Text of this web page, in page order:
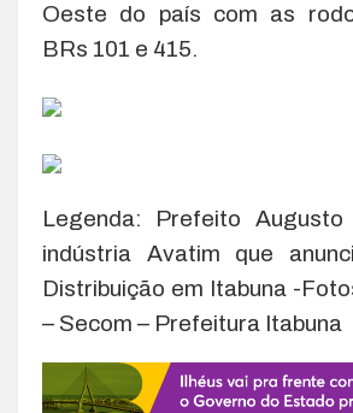
Oeste do país com as
BRs 101 e 415.
Legenda: Prefeito
indústria Avatim que
Distribuição em Itabuna -
– Secom – Prefeitura Itabuna